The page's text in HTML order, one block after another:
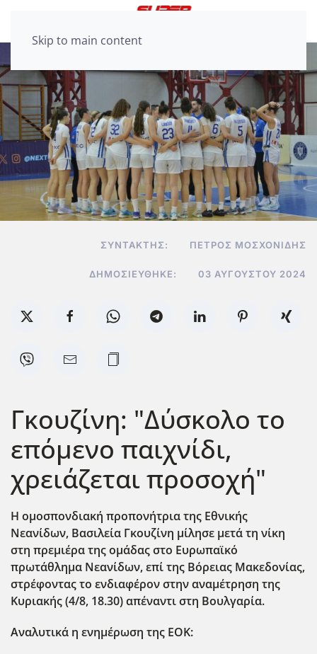
Skip to main content
ΣΥΝΤΆΚΤΗΣ: ΠΈΤΡΟΣ ΜΟΣΧΟΝΊΔΗΣ
ΔΗΜΟΣΙΕΎΘΗΚΕ: 03 ΑΥΓΟΎΣΤΟΥ 2024
Γκουζίνη: "Δύσκολο το
επόμενο παιχνίδι,
χρειάζεται προσοχή"
Η ομοσπονδιακή προπονήτρια της Εθνικής
Νεανίδων, Βασιλεία Γκουζίνη μίλησε μετά τη νίκη
στη πρεμιέρα της ομάδας στο Ευρωπαϊκό
πρωτάθλημα Νεανίδων, επί της Βόρειας Μακεδονίας,
στρέφοντας το ενδιαφέρον στην αναμέτρηση της
Κυριακής (4/8, 18.30) απέναντι στη Βουλγαρία.
Αναλυτικά η ενημέρωση της ΕΟΚ: